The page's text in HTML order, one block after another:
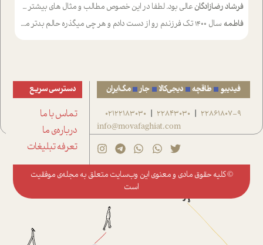
فرشاد رضازادگان عالی بود. لطفا در این خصوص مطالب و مثال های بیشتر ی ارایه دهید
فاطمه سال ۱۴۰۰ تک فرزندم رو از دست دادم و هر چی میگذره حالم بدتر میشه و دلتنگتر تنایی رو ترجیح دادم و معاشرت برام سخت شده
فیدیبو طاقچه دیجی‌کالا جار مگ‌ایران
22861807-9
|
22843030
|
02122183030
info@movafaghiat.com
دسترسی سریع
تماس با ما
درباره‌ی ما
تعرفه تبلیغات
© کلیه حقوق مادی و معنوی این وب‌سایت متعلق به مجله‌ی موفقیت
است